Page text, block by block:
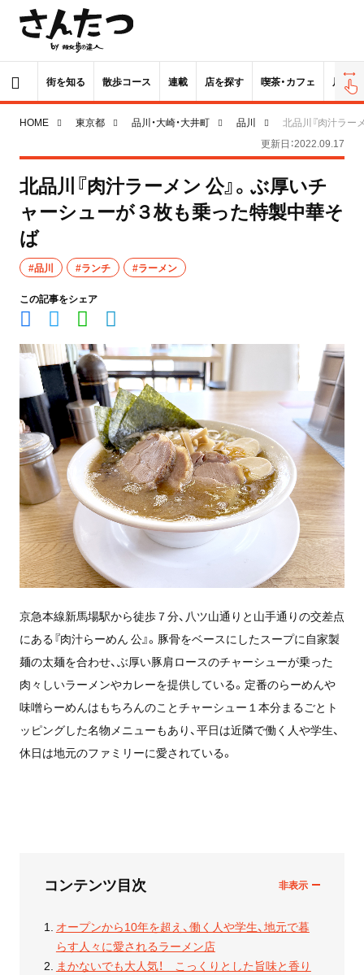
街を知る 散歩コース 連載 店を探す 喫茶・カフェ 居酒屋
HOME 東京都 品川・大崎・大井町 品川
北品川『肉汁ラー
更新日：2022.09.17
北品川『肉汁ラーメン 公』。ぶ厚いチ
ャーシューが３枚も乗った特製中華そ
ば
#品川 #ランチ #ラーメン
この記事をシェア
京急本線新馬場駅から徒歩７分、八ツ山通りと山手通りの交差点
にある『肉汁らーめん 公』。豚骨をベースにしたスープに自家製
麺の太麺を合わせ、ぶ厚い豚肩ロースのチャーシューが乗った
肉々しいラーメンやカレーを提供している。定番のらーめんや
味噌らーめんはもちろんのことチャーシュー１本分まるごとト
ッピングした名物メニューもあり、平日は近隣で働く人や学生、
休日は地元のファミリーに愛されている。
コンテンツ目次
オープンから10年を超え、働く人や学生、地元で暮
らす人々に愛されるラーメン店
まかないでも大人気！ こっくりとした旨味と香り